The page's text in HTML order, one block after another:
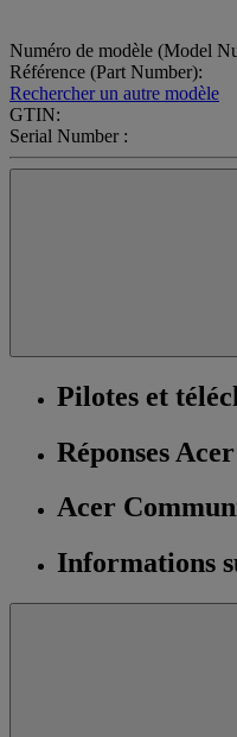
Numéro de modèle (Model
Référence (Part Number):
Rechercher un autre modèle
GTIN:
Serial Number :
Pilotes et
Réponses Acer
Acer
Informations